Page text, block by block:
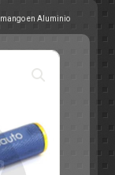
en Aluminio